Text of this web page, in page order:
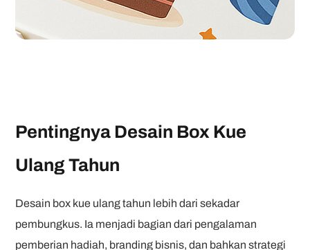
Pentingnya Desain Box Kue
Ulang Tahun
Desain box kue ulang tahun lebih dari sekadar
pembungkus. Ia menjadi bagian dari pengalaman
pemberian hadiah, branding bisnis, dan bahkan strategi